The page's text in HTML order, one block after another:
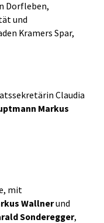
Dorfleben,
und
Kramers Spar,
Claudia
Markus
mit
Wallnerund
Sonderegger,